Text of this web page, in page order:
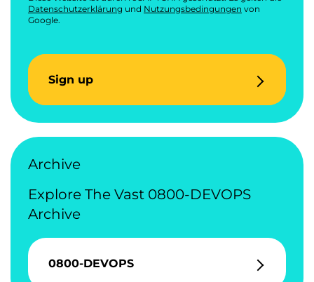
Datenschutzerklärung und Nutzungsbedingungen von
Google.
Sign up
Archive
Explore The Vast 0800-DEVOPS
Archive
0800-DEVOPS